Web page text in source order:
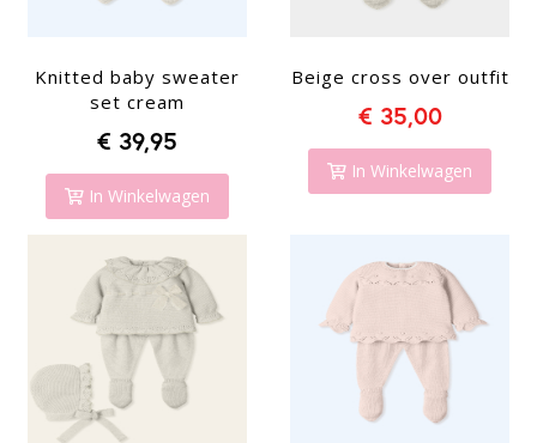
Knitted baby sweater
set cream
€ 39,95
In Winkelwagen
Beige cross over outfit
€ 35,00
In Winkelwagen